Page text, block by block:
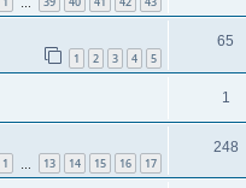
1 2 3 4 5
65
1
1 13 14 15 16 17
248